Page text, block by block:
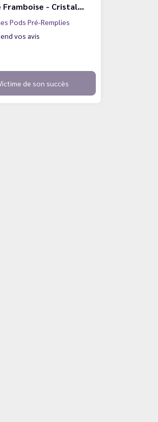
Framboise - Cristal…
Pods Pré-Remplies
vos avis
de son succès